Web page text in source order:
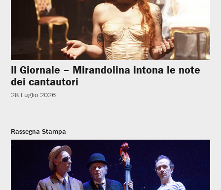
Il Giornale – Mirandolina intona le note
dei cantautori
28 Luglio 2026
Rassegna Stampa